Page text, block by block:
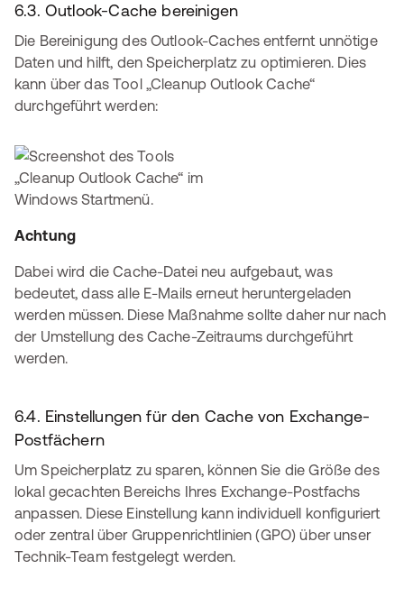
6.3. Outlook-Cache bereinigen
Die Bereinigung des Outlook-Caches entfernt unnötige
Daten und hilft, den Speicherplatz zu optimieren. Dies
kann über das Tool „Cleanup Outlook Cache“
durchgeführt werden:
Achtung
Dabei wird die Cache-Datei neu aufgebaut, was
bedeutet, dass alle E-Mails erneut heruntergeladen
werden müssen. Diese Maßnahme sollte daher nur nach
der Umstellung des Cache-Zeitraums durchgeführt
werden.
6.4. Einstellungen für den Cache von Exchange-
Postfächern
Um Speicherplatz zu sparen, können Sie die Größe des
lokal gecachten Bereichs Ihres Exchange-Postfachs
anpassen. Diese Einstellung kann individuell konfiguriert
oder zentral über Gruppenrichtlinien (GPO) über unser
Technik-Team festgelegt werden.